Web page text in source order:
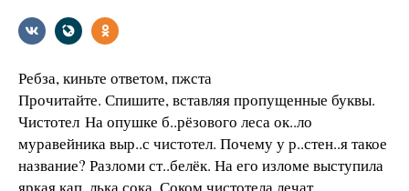
Ребза, киньте ответом, пжста
Прочитайте. Спишите, вставляя пропущенные буквы.
Чистотел На опушке б..рёзового леса ок..ло
муравейника выр..с чистотел. Почему у р..стен..я такое
название? Разломи ст..белёк. На его изломе выступила